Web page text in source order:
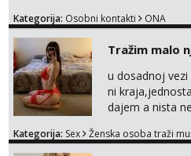
Kategorija: Osobni kontakti ONA
Tražim malo
u dosadnoj
ni
dajem a nista
trazim puno
Kategorija: Sex Ženska osoba traži